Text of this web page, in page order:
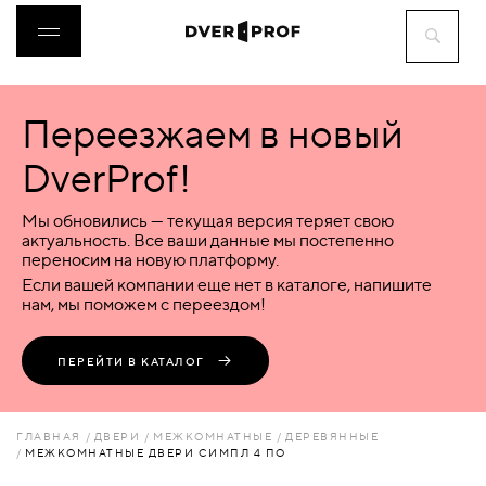
ДВЕРИ
ФУРНИТУРА
ВОРОТА
ПЕРЕГОРОДКИ
Переезжаем в новый
DverProf!
Мы обновились — текущая версия теряет свою
актуальность. Все ваши данные мы постепенно
переносим на новую платформу.
Если вашей компании еще нет в каталоге, напишите
нам, мы поможем с переездом!
ПЕРЕЙТИ В КАТАЛОГ
ГЛАВНАЯ ДВЕРИ МЕЖКОМНАТНЫЕ
ДЕРЕВЯННЫЕ
МЕЖКОМНАТНЫЕ ДВЕРИ СИМПЛ 4 ПО